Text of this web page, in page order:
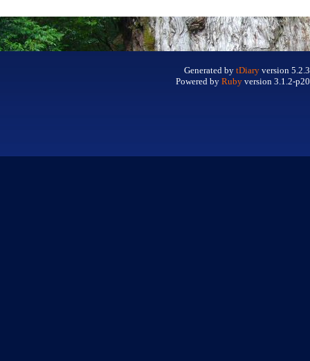
Generated by tDiary version 5.2.3
Powered by Ruby version 3.1.2-p20